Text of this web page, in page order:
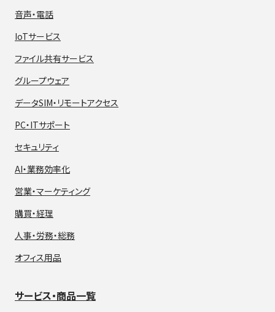
音声・電話
IoTサービス
ファイル共有サービス
グループウェア
データSIM・ リモートアクセス
PC・ITサポート
セキュリティ
AI・業務効率化
営業・マーケティング
購買・経理
人事・労務・総務
オフィス用品
サービス・商品一覧